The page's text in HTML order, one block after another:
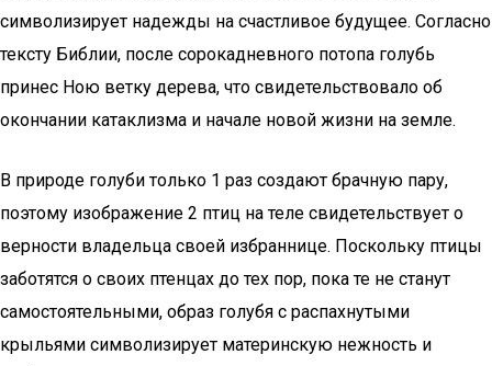
символизирует надежды на счастливое будущее. Согласно
тексту Библии, после сорокадневного потопа голубь
принес Ною ветку дерева, что свидетельствовало об
окончании катаклизма и начале новой жизни на земле.
В природе голуби только 1 раз создают брачную пару,
поэтому изображение 2 птиц на теле свидетельствует о
верности владельца своей избраннице. Поскольку птицы
заботятся о своих птенцах до тех пор, пока те не станут
самостоятельными, образ голубя с распахнутыми
крыльями символизирует материнскую нежность и